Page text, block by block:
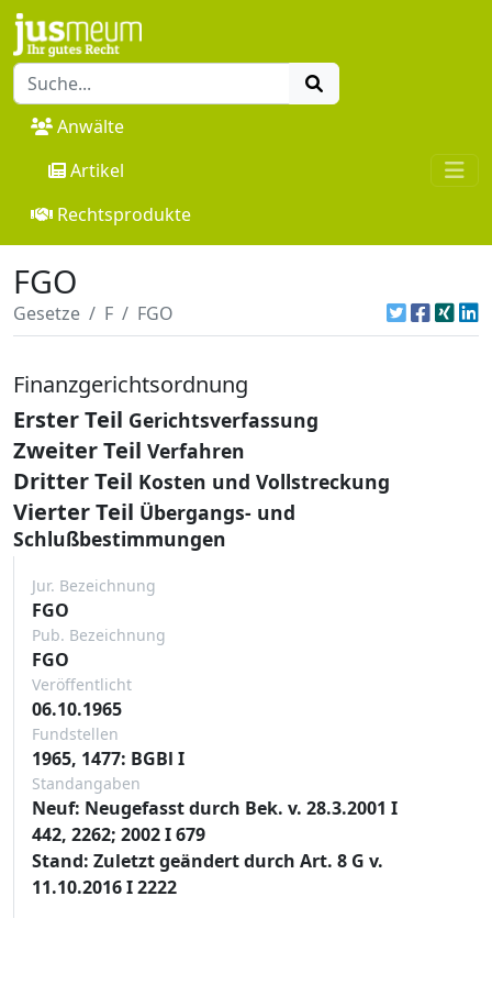
Anwälte
Artikel
Rechtsprodukte
FGO
Gesetze F FGO
Finanzgerichtsordnung
Erster Teil Gerichtsverfassung
Zweiter Teil Verfahren
Dritter Teil Kosten und Vollstreckung
Vierter Teil Übergangs- und
Schlußbestimmungen
Jur. Bezeichnung
FGO
Pub. Bezeichnung
FGO
Veröffentlicht
06.10.1965
Fundstellen
1965, 1477: BGBl I
Standangaben
Neuf: Neugefasst durch Bek. v. 28.3.2001 I
442, 2262; 2002 I 679
Stand: Zuletzt geändert durch Art. 8 G v.
11.10.2016 I 2222